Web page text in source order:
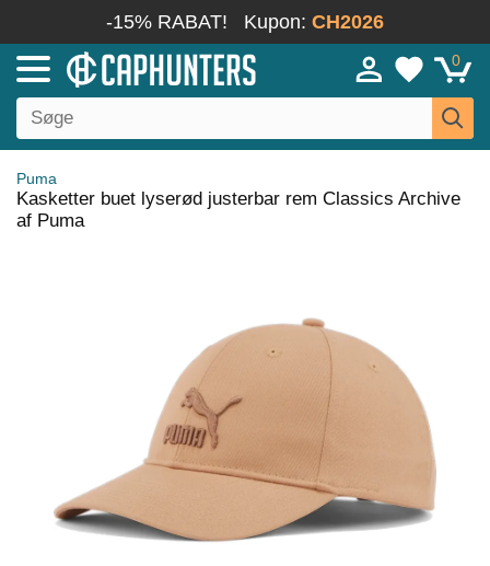
-15% RABAT! Kupon: CH2026
0
Puma
Kasketter buet lyserød justerbar rem Classics Archive
af Puma